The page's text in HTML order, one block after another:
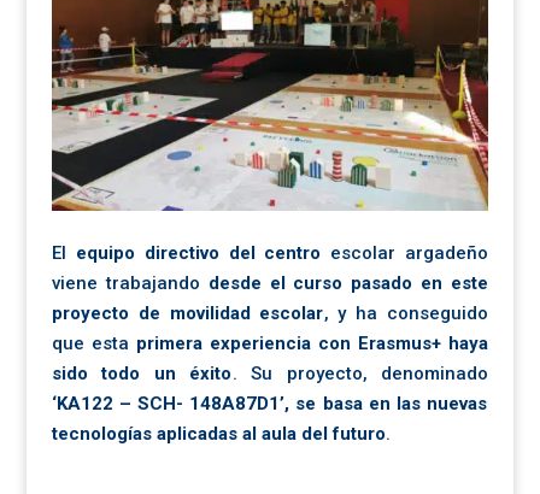
El equipo directivo del centro escolar argadeño
viene trabajando desde el curso pasado en este
proyecto de movilidad escolar, y ha conseguido
que esta primera experiencia con Erasmus+ haya
sido todo un éxito. Su proyecto, denominado
‘KA122 – SCH- 148A87D1’, se basa en las nuevas
tecnologías aplicadas al aula del futuro.